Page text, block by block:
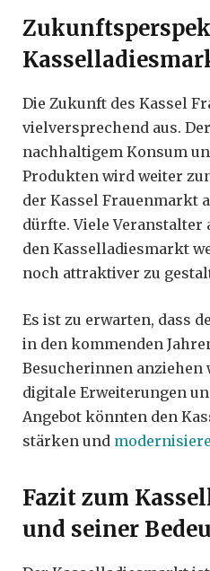
Die Zukunft des Kassel
vielversprechend aus.
nachhaltigem Konsum
Produkten wird weiter
der Kassel Frauenmarkt
dürfte. Viele Veranstalter
den Kasselladiesmarkt
noch attraktiver zu
Es ist zu erwarten, dass
in den kommenden
Besucherinnen anziehen
digitale Erweiterungen
Angebot könnten den
stärken und
Fazit zum
und seiner